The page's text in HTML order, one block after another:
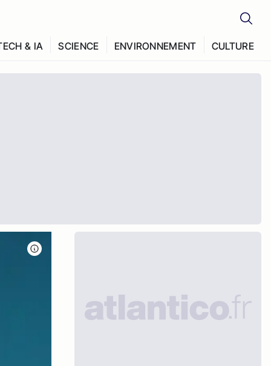
& IA SCIENCE ENVIRONNEMENT CULTURE